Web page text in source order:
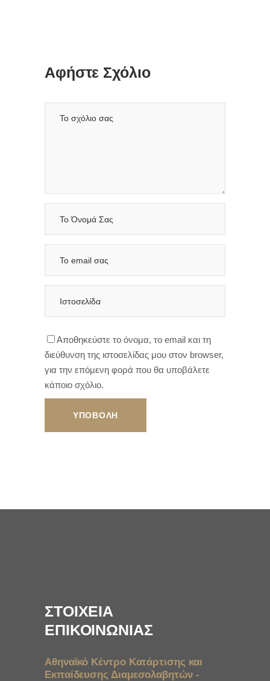
Αφήστε Σχόλιο
Αποθηκεύστε το όνομα, το email και τη
διεύθυνση της ιστοσελίδας μου στον browser,
για την επόμενη φορά που θα υποβάλετε
κάποιο σχόλιο.
ΣΤΟΙΧΕΙΑ
ΕΠΙΚΟΙΝΩΝΙΑΣ
Αθηναϊκό Κέντρο Κατάρτισης και
Εκπαίδευσης Διαμεσολαβητών -